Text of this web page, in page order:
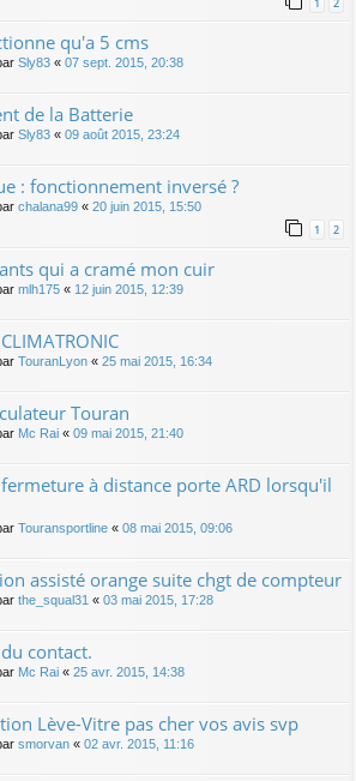
qu'a 5 cms
Sly83 « 07 sept. 2015, 20:38
de la Batterie
Sly83 « 09 août 2015, 23:24
: fonctionnement inversé ?
chalana99 « 20 juin 2015, 15:50
1 2
qui a cramé mon cuir
mlh175 « 12 juin 2015, 12:39
TouranLyon « 25 mai 2015, 16:34
Touran
Mc Rai « 09 mai 2015, 21:40
à distance porte ARD lorsqu'il
Touransportline « 08 mai 2015, 09:06
assisté orange suite chgt de compteur
the_squal31 « 03 mai 2015, 17:28
contact.
Mc Rai « 25 avr. 2015, 14:38
Lève-Vitre pas cher vos avis svp
smorvan « 02 avr. 2015, 11:16